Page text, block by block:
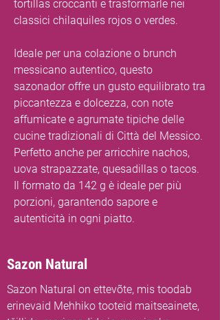
tortillas croccanti e trasformarle nei
classici chilaquiles rojos o verdes.
Ideale per una colazione o brunch
messicano autentico, questo
sazonador offre un gusto equilibrato tra
piccantezza e dolcezza, con note
affumicate e agrumate tipiche delle
cucine tradizionali di Città del Messico.
Perfetto anche per arricchire nachos,
uova strapazzate, quesadillas o tacos.
Il formato da 142 g è ideale per più
porzioni, garantendo sapore e
autenticità in ogni piatto.
Sazon Natural
Sazon Natural on ettevõte, mis toodab
erinevaid Mehhiko tooteid maitseainete,